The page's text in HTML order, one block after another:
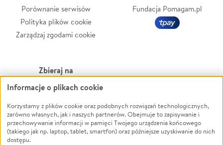
Porównanie serwisów
Polityka plików cookie
Zarządzaj zgodami cookie
Fundacja Pomagam.pl
Zbieraj na
Leczenie
Zwierzęta
Pożar
Ukraina
Powódź
Wichura
NGO
Informacje o plikach cookie
Korzystamy z plików cookie oraz podobnych rozwiązań technologicznych,
zarówno własnych, jak i naszych partnerów. Obejmuje to zapisywanie i
przechowywanie informacji w pamięci Twojego urządzenia końcowego
(takiego jak np. laptop, tablet, smartfon) oraz późniejsze uzyskiwanie do nich
dostępu.